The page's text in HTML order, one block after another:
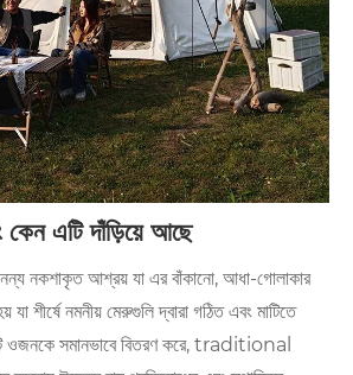
এটি দাঁড়িয়ে আছে
নকশাকৃত আশ্রয় যা এর বাঁকানো, আধা-গোলাকার
যা শীর্ষে নমনীয় মেরুগুলি দ্বারা গঠিত এবং মাটিতে
ওজনকে সমানভাবে বিতরণ করে, traditional